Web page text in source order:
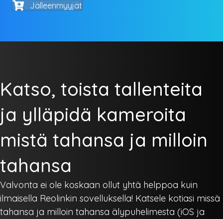
Jälleenmyyjät
Katso, toista tallenteita
ja ylläpidä kameroita
mistä tahansa ja milloin
tahansa
Valvonta ei ole koskaan ollut yhtä helppoa kuin
ilmaisella Reolinkin sovelluksella! Katsele kotiasi missä
tahansa ja milloin tahansa älypuhelimesta (iOS ja